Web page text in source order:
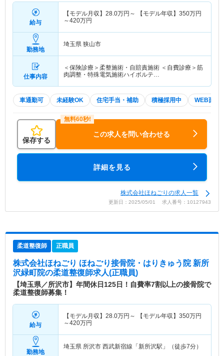
給与
【モデル月収】 28.0万円～ 【モデル年収】 350万円
～420万円
勤務地
埼玉県 狭山市
仕事内容
＜保険診療＞柔整施術・自賠責施術 ＜自費診療＞筋
肉調整・特殊電気施術ハイボルテ…
車通勤可 未経験OK 住宅手当・補助 積極採用中 WEB面接
保存する
この求人を問い合わせる
詳細を見る
株式会社ほねごりの求人一覧
更新日：2025/05/01 求人番号：10127943
柔道整復師 正職員
株式会社ほねごり ほねごり接骨院・はりきゅう院 新所
沢緑町院の柔道整復師求人(正職員)
【埼玉県／所沢市】年間休日125日！自費率7割以上の接骨院で
柔道整復師募集！
給与
【モデル月収】 28.0万円～ 【モデル年収】 350万円
～420万円
勤務地
埼玉県 所沢市 西武新宿線「新所沢駅」（徒歩7分）